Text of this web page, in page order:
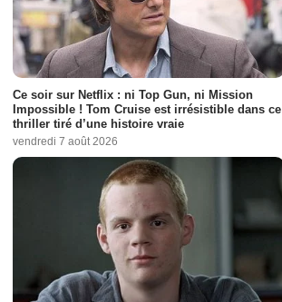
Ce soir sur Netflix : ni Top Gun, ni Mission
Impossible ! Tom Cruise est irrésistible dans ce
thriller tiré d’une histoire vraie
vendredi 7 août 2026